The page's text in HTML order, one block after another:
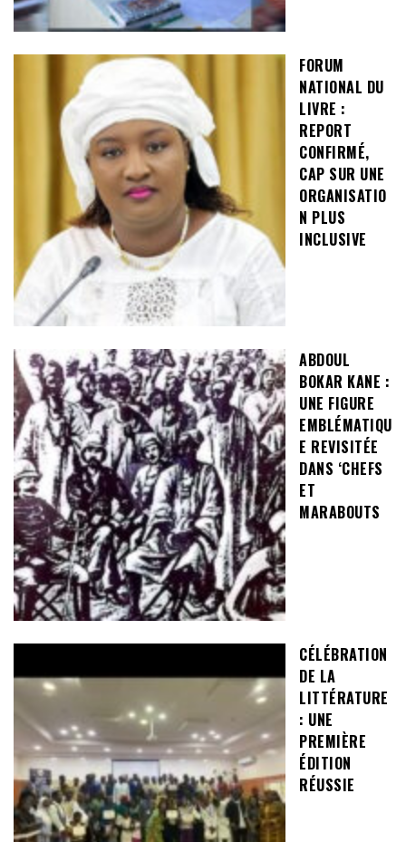
FORUM
NATIONAL DU
LIVRE :
REPORT
CONFIRMÉ,
CAP SUR UNE
ORGANISATIO
N PLUS
INCLUSIVE
ABDOUL
BOKAR KANE :
UNE FIGURE
EMBLÉMATIQU
E REVISITÉE
DANS ‘CHEFS
ET
MARABOUTS
CÉLÉBRATION
DE LA
LITTÉRATURE
: UNE
PREMIÈRE
ÉDITION
RÉUSSIE